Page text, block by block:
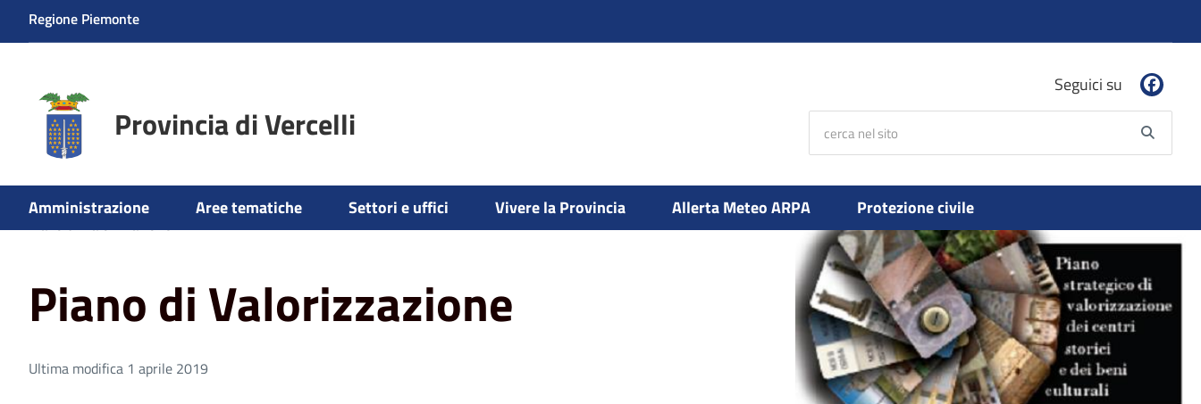
Regione Piemonte
Provincia di Vercelli
Seguici su
Amministrazione Aree tematiche Settori e uffici Vivere la Provincia Allerta Meteo ARPA Protezione civile
Home Aree tematiche Pianificazione Territoriale
Pianificazione - Urbanistica e copianificazione
Piano di Valorizzazione
Ultima modifica 1 aprile 2019